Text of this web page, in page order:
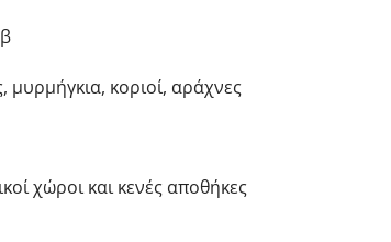
μυρμήγκια, κοριοί, αράχνες
χώροι και κενές αποθήκες